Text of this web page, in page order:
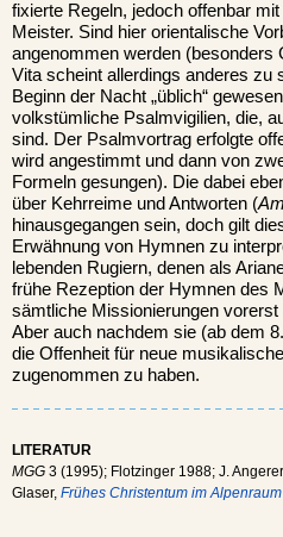
fixierte Regeln, jedoch offenbar
Meister. Sind hier orientalische
angenommen werden
Vita scheint allerdings anderes zu
Beginn der Nacht „üblich“
volkstümliche Psalmvigilien, die,
sind. Der Psalmvortrag erfolgte
wird angestimmt und dann von
Formeln gesungen). Die dabei
über Kehrreime und Antworten (
hinausgegangen sein, doch gilt
Erwähnung von Hymnen zu
lebenden Rugiern, denen als
frühe Rezeption der Hymnen des
sämtliche Missionierungen
Aber auch nachdem sie (ab dem
die Offenheit für neue
zugenommen zu haben.
LITERATUR
MGG 3 (1995); Flotzinger 1988; J.
Glaser, Frühes Christentum im Alpenraum